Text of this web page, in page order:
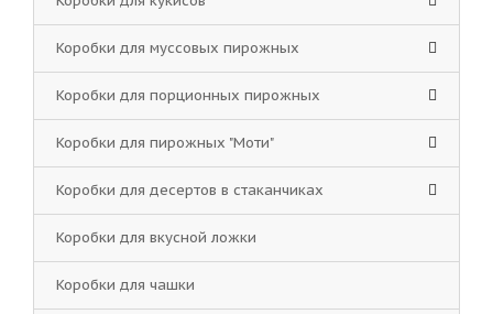
Коробки для муссовых пирожных
Коробки для порционных пирожных
Коробки для пирожных "Моти"
Коробки для десертов в стаканчиках
Коробки для вкусной ложки
Коробки для чашки